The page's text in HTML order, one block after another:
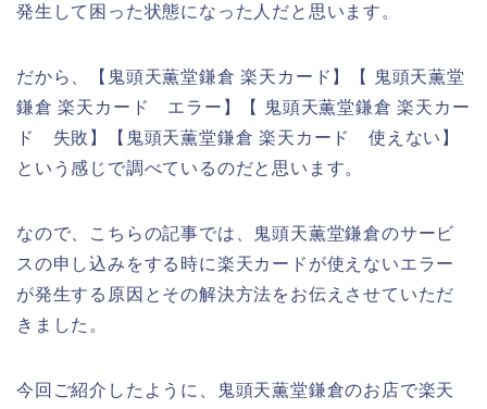
発生して困った状態になった人だと思います。
だから、【鬼頭天薫堂鎌倉 楽天カード】【 鬼頭天薫堂
鎌倉 楽天カード エラー】【 鬼頭天薫堂鎌倉 楽天カー
ド 失敗】【鬼頭天薫堂鎌倉 楽天カード 使えない】
という感じで調べているのだと思います。
なので、こちらの記事では、鬼頭天薫堂鎌倉のサービ
スの申し込みをする時に楽天カードが使えないエラー
が発生する原因とその解決方法をお伝えさせていただ
きました。
今回ご紹介したように、鬼頭天薫堂鎌倉のお店で楽天